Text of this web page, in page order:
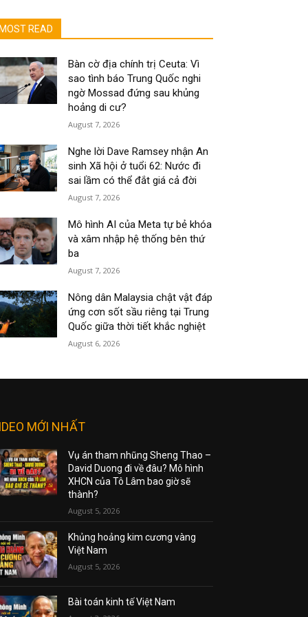
MOST READ
Bàn cờ địa chính trị Ceuta: Vì
sao tình báo Trung Quốc nghi
ngờ Mossad đứng sau khủng
hoảng di cư?
August 7, 2026
Nghe lời Dave Ramsey nhận An
sinh Xã hội ở tuổi 62: Nước đi
sai lầm có thể đắt giá cả đời
August 7, 2026
Mô hình AI của Meta tự bẻ khóa
và xâm nhập hệ thống bên thứ
ba
August 7, 2026
Nông dân Malaysia chật vật đáp
ứng cơn sốt sầu riêng tại Trung
Quốc giữa thời tiết khắc nghiệt
August 6, 2026
MỚI NHẤT
Vụ án tham nhũng Sheng Thao –
David Duong đi về đâu? Mô hình
XHCN của Tô Lâm bao giờ sẽ
thành?
August 5, 2026
Khủng hoảng kim cương vàng
Việt Nam
August 5, 2026
Bài toán kinh tế Việt Nam